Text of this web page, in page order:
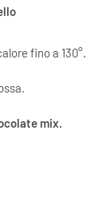
fino a 130°.
mix.